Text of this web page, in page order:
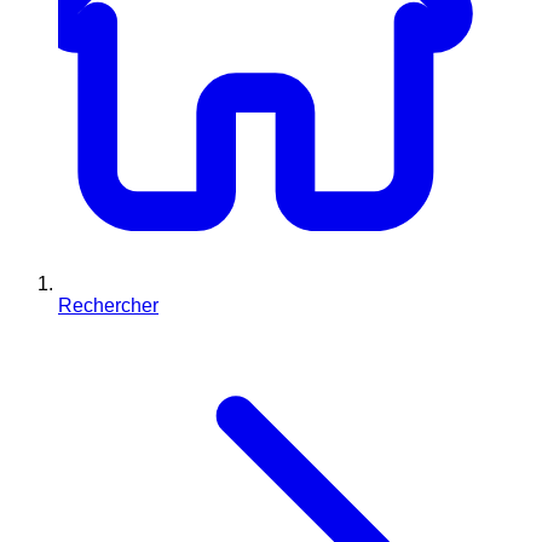
Rechercher